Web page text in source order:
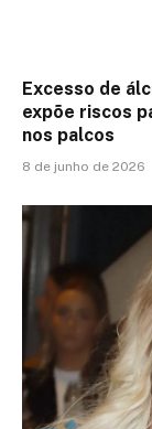
Excesso de
expõe riscos
nos palcos
8 de junho de 2026